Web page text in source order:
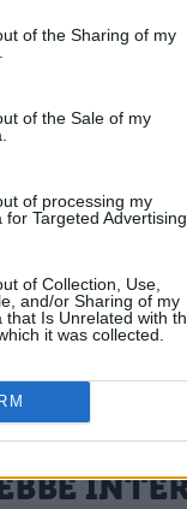
of the Sharing of my
of the Sale of my
of processing my
Targeted Advertising.
of Collection, Use,
and/or Sharing of my
that Is Unrelated with
it was collected.
particolari
, la
Ucraina
come
lafaccina
sociali